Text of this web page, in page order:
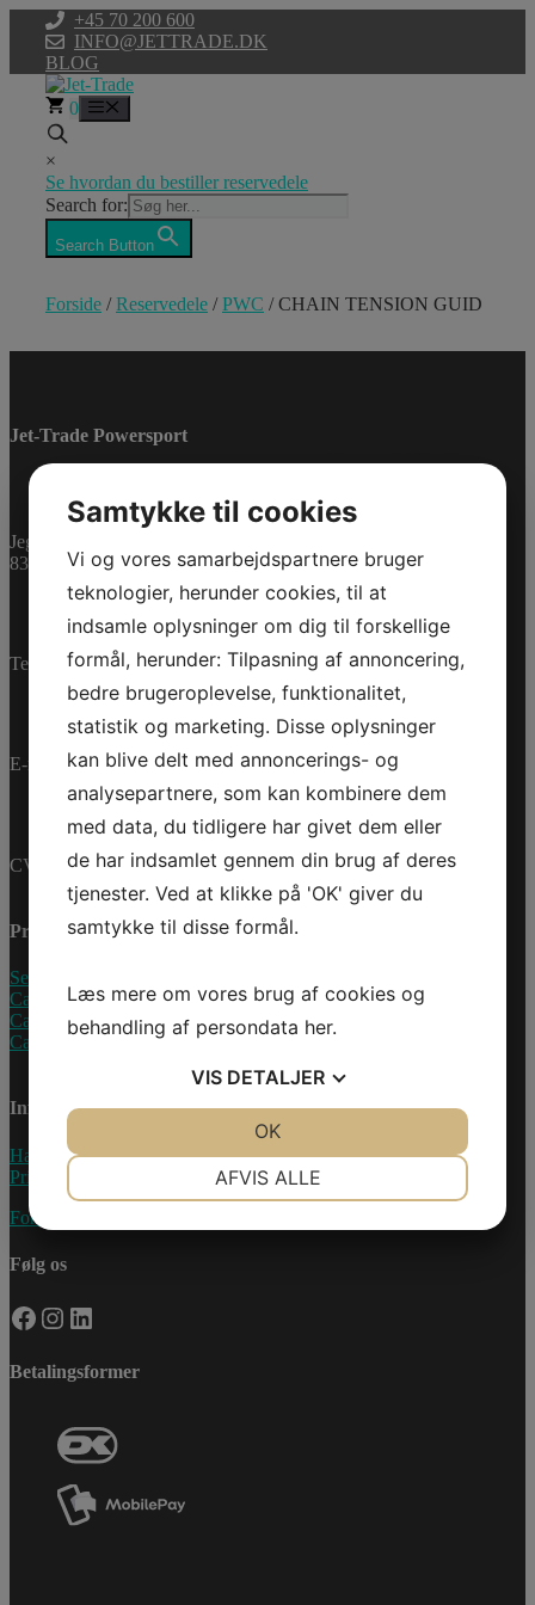
indhold
+45 70 200 600
INFO@JETTRADE.DK
BLOG
0
×
Se hvordan du bestiller reservedele
Search for:
Search Button
Forside /Reservedele /PWC / CHAIN TENSION GUID
Model/Varenr.: 0462543
Bestillingsvare
0462543 Kategorier:
Reservedele
Jet-Trade Powersport
Jegstrupvej 280
8361 Hasselager
Telefon:+45 70 200 600
E-mail:info@jettrade.dk
CVR-nummer: 27233678
Produkter
Sea-Doo Vandscooter
Can-Am ATV
Can-Am UTV
Can-Am Roadster
Information
Handelsebetingelser
Privatlivspolitik
Fortryd køb
Følg os
Facebook
Instagram
LinkedIn
Betalingsformer
Samtykke til cookies
Vi og vores samarbejdspartnere bruger
teknologier, herunder cookies, til at
indsamle oplysninger om dig til forskellige
formål, herunder: Tilpasning af annoncering,
bedre brugeroplevelse, funktionalitet,
statistik og marketing. Disse oplysninger
kan blive delt med annoncerings- og
analysepartnere, som kan kombinere dem
med data, du tidligere har givet dem eller
de har indsamlet gennem din brug af deres
tjenester. Ved at klikke på 'OK' giver du
samtykke til disse formål.
Læs mere om vores brug af cookies og
behandling af persondata her.
VIS DETALJER
AFVIS ALLE
OK